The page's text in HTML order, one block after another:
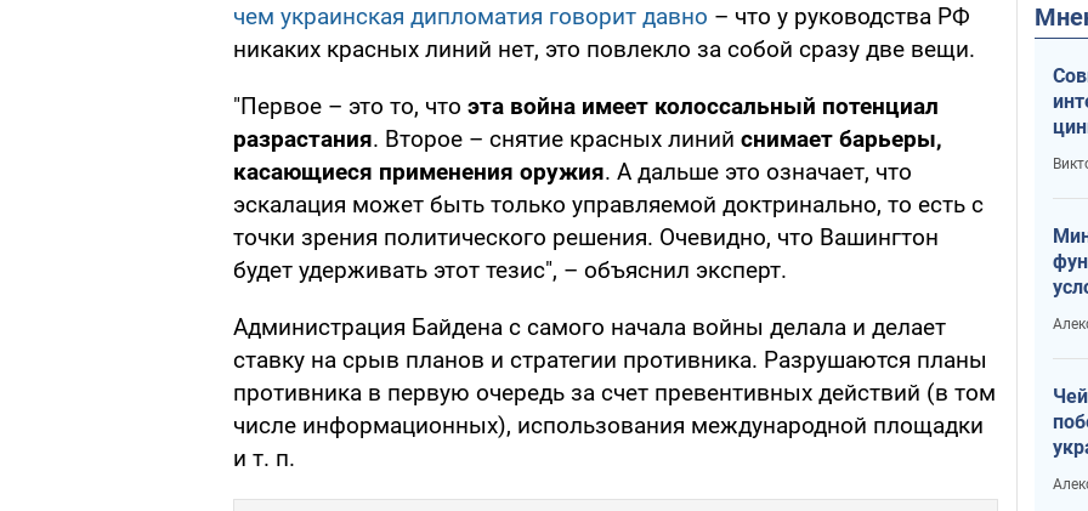
чем украинская дипломатия говорит давно – что у руководства РФ
никаких красных линий нет, это повлекло за собой сразу две вещи.
"Первое – это то, что эта война имеет колоссальный потенциал
разрастания. Второе – снятие красных линий снимает барьеры,
касающиеся применения оружия. А дальше это означает, что
эскалация может быть только управляемой доктринально, то есть с
точки зрения политического решения. Очевидно, что Вашингтон
будет удерживать этот тезис", – объяснил эксперт.
Администрация Байдена с самого начала войны делала и делает
ставку на срыв планов и стратегии противника. Разрушаются планы
противника в первую очередь за счет превентивных действий (в том
числе информационных), использования международной площадки
и т. п.